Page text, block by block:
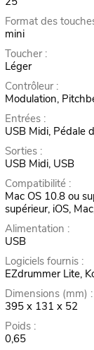
Format des
mini
Toucher :
Léger
Contrôleur :
Modulation,
Entrées :
USB Midi, Pédale
Sorties :
USB Midi, USB
Compatibilité :
Mac OS 10.8 ou
supérieur, iOS,
Alimentation :
USB
Logiciels fournis :
EZdrummer Lite,
Dimensions (mm) :
395 x 131 x 52
Poids :
0,65